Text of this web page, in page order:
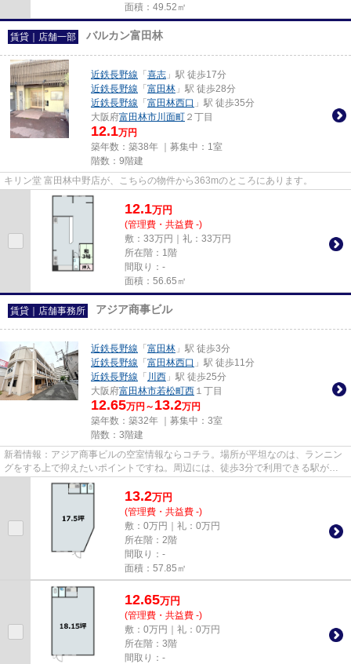
面積：49.52㎡
賃貸｜店舗一部 バルカン富田林
近鉄長野線 「 喜志 」駅 徒歩17分
近鉄長野線 「 富田林 」駅 徒歩28分
近鉄長野線 「 富田林西口 」駅 徒歩35分
大阪府富田林市川面町 ２丁目
12.1万円
築年数：築38年 ｜募集中： 1室
階数：9階建
キリン堂 富田林中野店が、こちらの物件から363mのところにあります。
12.1万円
(管理費・共益費 -)
敷：33万円｜礼：33万円
所在階：1階
間取り：-
面積：56.65㎡
賃貸｜店舗事務所 アジア商事ビル
近鉄長野線 「 富田林 」駅 徒歩3分
近鉄長野線 「 富田林西口 」駅 徒歩11分
近鉄長野線 「 川西 」駅 徒歩25分
大阪府富田林市若松町西 １丁目
12.65万円～ 13.2万円
築年数：築32年 ｜募集中： 3室
階数：3階建
新着情報：アジア商事ビルの空室情報ならコチラ。場所が平坦なのは、ランニン
グをする上で抑えたいポイントですね。周辺には、徒歩3分で利用できる駅があ
ります。移動範囲が広がる2駅...
13.2万円
(管理費・共益費 -)
敷：0万円｜礼：0万円
所在階：2階
間取り：-
面積：57.85㎡
12.65万円
(管理費・共益費 -)
敷：0万円｜礼：0万円
所在階：3階
間取り：-